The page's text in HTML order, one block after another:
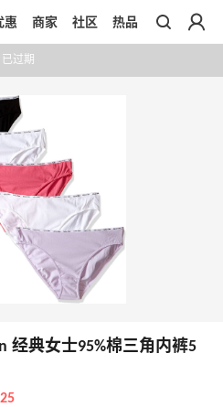
惠 商家 社区 热品
已过期
经典女士95%棉三角内裤5